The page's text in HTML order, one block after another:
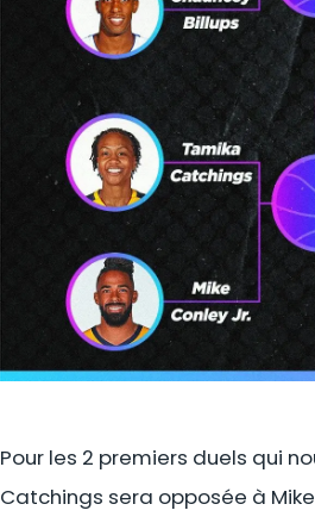
Pour les 2 premiers duels qui
Catchings sera opposée à